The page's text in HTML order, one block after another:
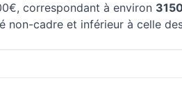
correspondant à environ
non-cadre et inférieur à celle